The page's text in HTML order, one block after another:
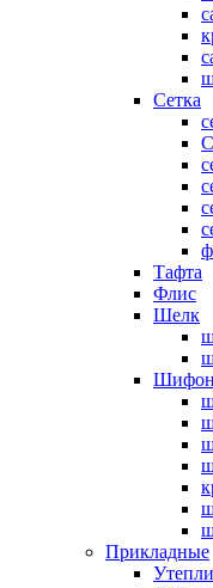
Сетка
Тафта
Флис
Шелк
Шифон
Прикладные